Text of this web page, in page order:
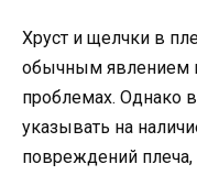
Хруст и щелчки в
обычным явлением
проблемах. Однако
указывать на
повреждений